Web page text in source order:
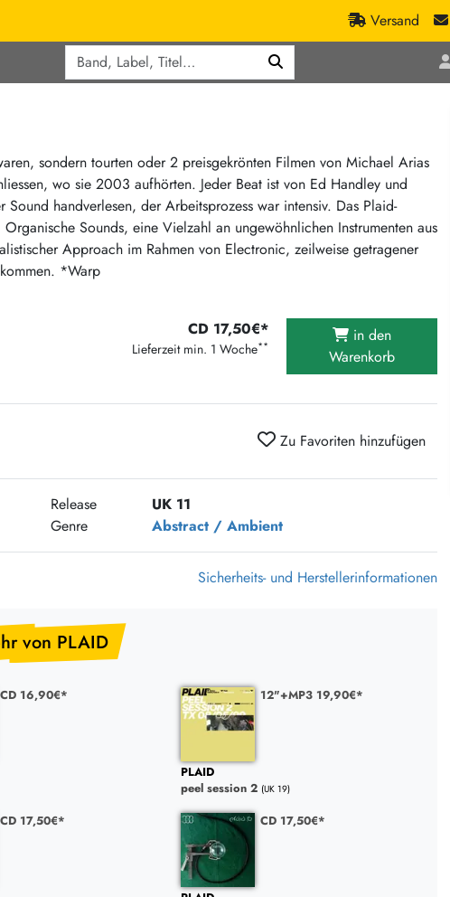
Versand
Abstract / Ambient
Electronic Goods
Ska
Soul / Exotica / Jazz
Ska
Crazysane Günstiger
Fuzzorama günstiger
Tapete Records günstiger
Sunny Sunny Bastards Summer 26
International Anthem Sommer 2026
BMG Aktion
Clouds Hill & Broken Silence-Sommer-Aktion
RSD 2026
FLIGHT 13 REC. SALE
Epitaph Vinyl Günstiger
sondern tourten oder 2 preisgekrönten Filmen von Michael Arias
wo sie 2003 aufhörten. Jeder Beat ist von Ed Handley und
handverlesen, der Arbeitsprozess war intensiv. Das Plaid-
Sounds, eine Vielzahl an ungewöhnlichen Instrumenten aus
Approach im Rahmen von Electronic, zeilweise getragener
*Warp
CD 17,50€*
Lieferzeit min. 1 Woche**
in den
Warenkorb
Zu Favoriten hinzufügen
Release
UK 11
Genre Abstract / Ambient
Sicherheits- und Herstellerinformationen
von PLAID
CD 16,90€* 12"+MP3 19,90€*
PLAID
peel session 2 (UK 19)
CD 17,50€* CD 17,50€*